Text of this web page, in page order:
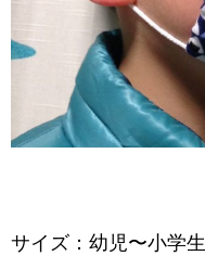
サイズ：幼児〜小学生